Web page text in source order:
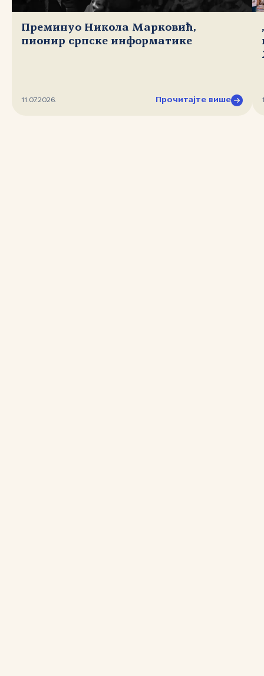
Преминуо Никола Марковић,
пионир српске информатике
11.07.2026. Прочитајте више